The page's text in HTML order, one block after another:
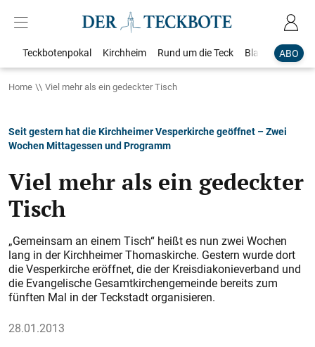
ABO
Teckbotenpokal Kirchheim Rund um die Teck Blaulicht
Home Viel mehr als ein gedeckter Tisch
Seit gestern hat die Kirchheimer Vesperkirche geöffnet – Zwei
Wochen Mittagessen und Programm
Viel mehr als ein gedeckter
Tisch
„Gemeinsam an einem Tisch“ heißt es nun zwei Wochen
lang in der Kirchheimer Thomaskirche. Gestern wurde dort
die Vesperkirche eröffnet, die der Kreisdiakonieverband und
die Evangelische Gesamtkirchengemeinde bereits zum
fünften Mal in der Teckstadt organisieren.
28.01.2013